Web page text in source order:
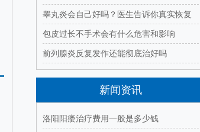
什么
睾丸炎会自己好吗？医生告诉你真实恢复
过程
包皮过长不手术会有什么危害和影响
前列腺炎反复发作还能彻底治好吗
新闻资讯
洛阳阳痿治疗费用一般是多少钱